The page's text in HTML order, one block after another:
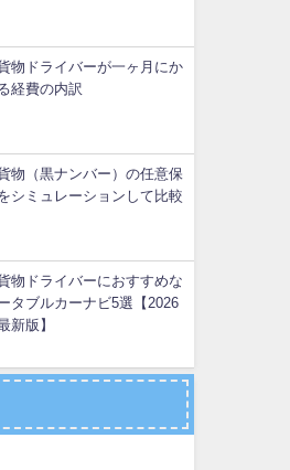
物ドライバーが一ヶ月にか
経費の内訳
物（黒ナンバー）の任意保
シミュレーションして比較
物ドライバーにおすすめな
タブルカーナビ5選【2026
新版】